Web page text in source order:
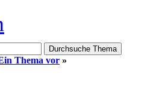
Thema vor »